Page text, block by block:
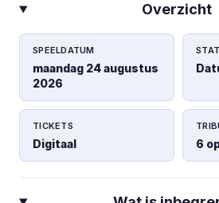
Overzicht
SPEELDATUM
maandag 24 augustus
2026
TICKETS
Digitaal 6